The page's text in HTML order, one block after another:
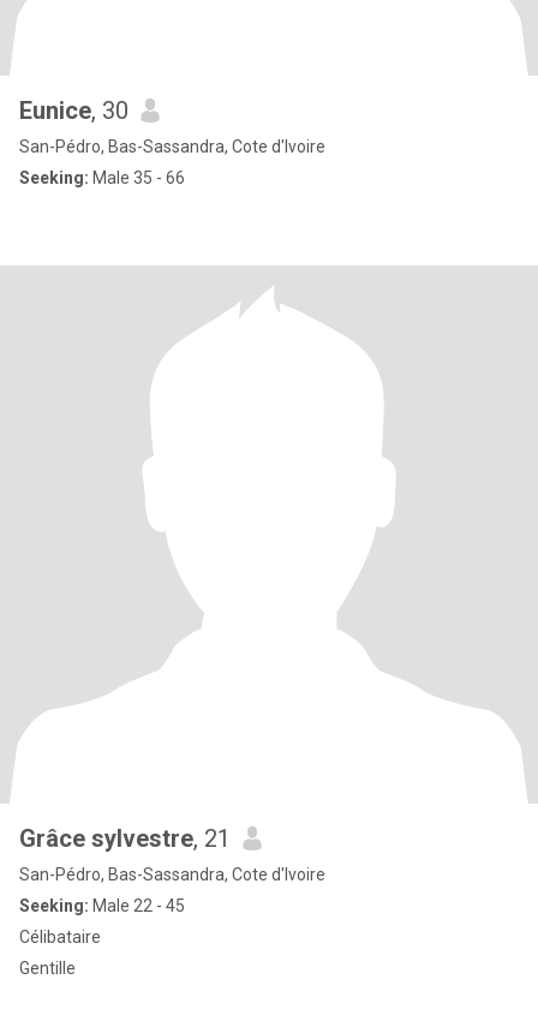
Eunice, 30
San-Pédro, Bas-Sassandra, Cote d'Ivoire
Seeking: Male 35 - 66
Grâce sylvestre, 21
San-Pédro, Bas-Sassandra, Cote d'Ivoire
Seeking: Male 22 - 45
Célibataire
Gentille